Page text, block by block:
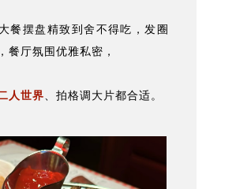
餐摆盘精致到舍不得吃，发圈
餐厅氛围优雅私密，
人世界 、拍格调大片都合适。